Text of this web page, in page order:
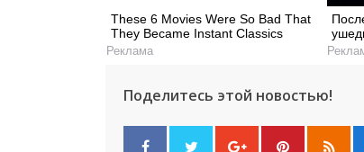
These 6 Movies Were So Bad That
They Became Instant Classics
Реклама
Поделитесь этой новостью!